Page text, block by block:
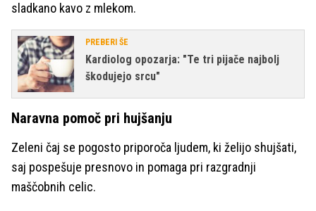
sladkano kavo z mlekom.
PREBERI ŠE
Kardiolog opozarja: "Te tri pijače najbolj
škodujejo srcu"
Naravna pomoč pri hujšanju
Zeleni čaj se pogosto priporoča ljudem, ki želijo shujšati,
saj pospešuje presnovo in pomaga pri razgradnji
maščobnih celic.